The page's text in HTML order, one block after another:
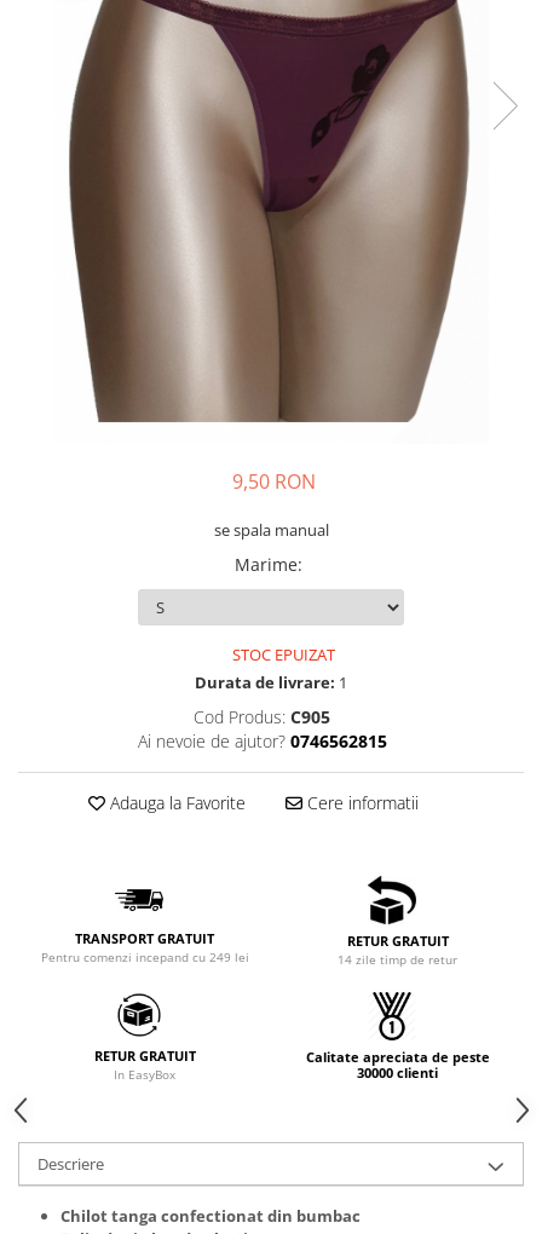
9,50 RON
se spala manual
Marime:
STOC EPUIZAT
Durata de livrare: 1
Cod Produs: C905
Ai nevoie de ajutor? 0746562815
Adauga la Favorite Cere informatii
TRANSPORT GRATUIT
Pentru comenzi incepand cu 249 lei
RETUR GRATUIT
14 zile timp de retur
RETUR GRATUIT
In EasyBox
Calitate apreciata de peste
30000 clienti
Descriere
Chilot tanga confectionat din bumbac